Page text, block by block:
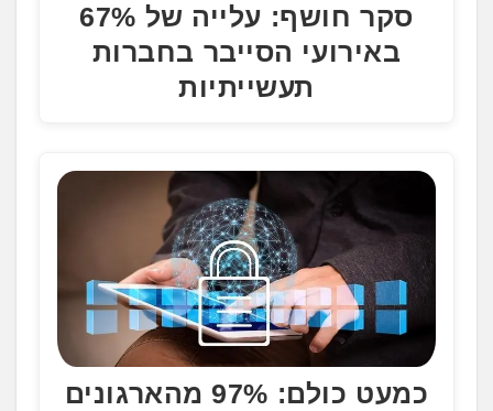
סקר חושף: עלייה של 67%
באירועי הסייבר בחברות
תעשייתיות
כמעט כולם: 97% מהארגונים